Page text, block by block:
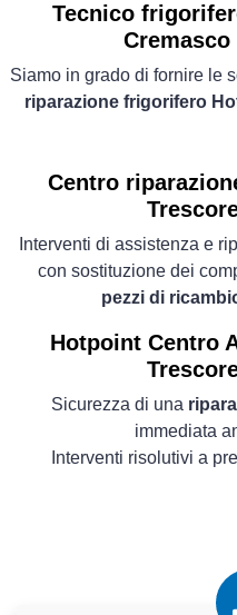
Tecnico
Siamo in grado di fornire le
riparazione frigorifero
Centro
Interventi di assistenza e
con sostituzione dei
pezzi di
Hotpoint Centro
Sicurezza di una
immediata
Interventi risolutivi a